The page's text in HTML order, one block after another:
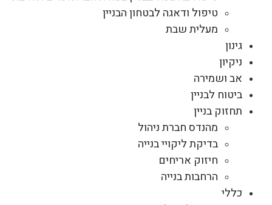
טיפול ודאגה לבטחון הבניין
מעלית שבת
גינון
ניקיון
אב ושמירה
ביטוח לבניין
תחזוק בניין
מהנדס חברת ניהול
בדיקת ליקויי בנייה
חיזוק אריחים
הרחבות בנייה
כללי